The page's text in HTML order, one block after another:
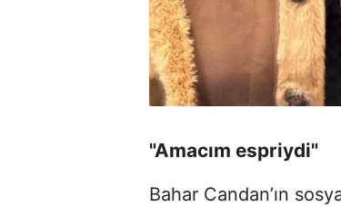
"Amacım espriydi"
Bahar Candan’ın